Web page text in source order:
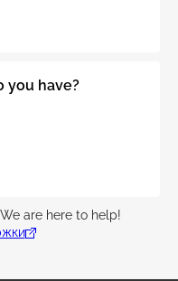
you have?
are here to help!